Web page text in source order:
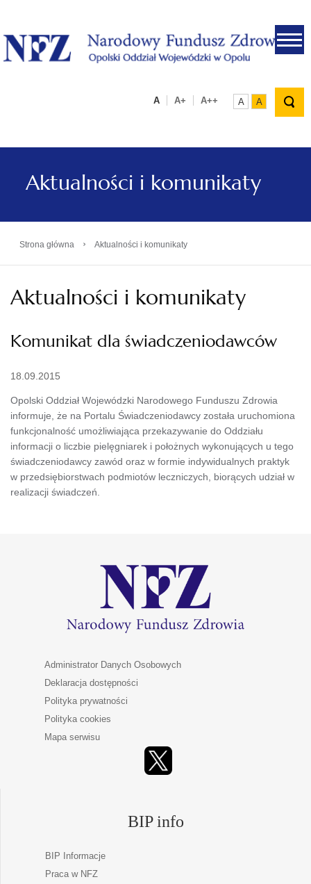
.
A A+ A++ A A
Aktualności i komunikaty
Strona główna › Aktualności i komunikaty
Aktualności i komunikaty
Komunikat dla świadczeniodawców
18.09.2015
Opolski Oddział Wojewódzki Narodowego Funduszu Zdrowia
informuje, że na Portalu Świadczeniodawcy została uruchomiona
funkcjonalność umożliwiająca przekazywanie do Oddziału
informacji o liczbie pielęgniarek i położnych wykonujących u tego
świadczeniodawcy zawód oraz w formie indywidualnych praktyk
w przedsiębiorstwach podmiotów leczniczych, biorących udział w
realizacji świadczeń.
Administrator Danych Osobowych
Deklaracja dostępności
Polityka prywatności
Polityka cookies
Mapa serwisu
BIP info
BIP Informacje
Praca w NFZ